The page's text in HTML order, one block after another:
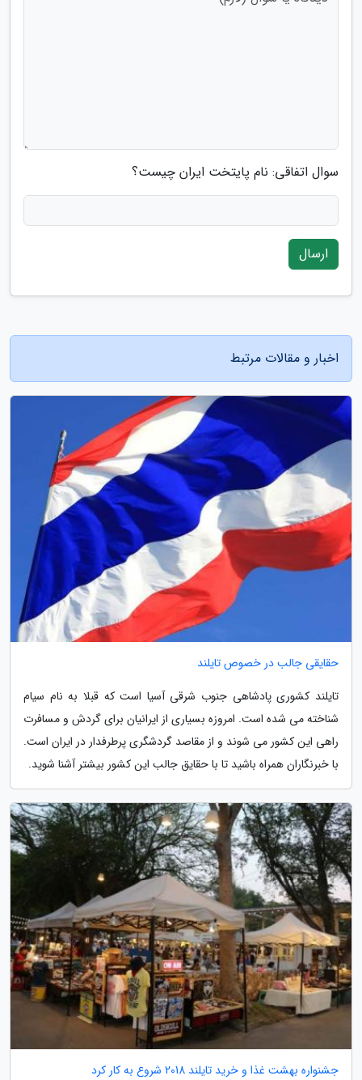
سوال اتفاقی: نام پایتخت ایران چیست؟
ارسال
اخبار و مقالات مرتبط
حقایقی جالب در خصوص تایلند
تایلند کشوری پادشاهی جنوب شرقی آسیا است که قبلا به نام سیام
شناخته می شده است. امروزه بسیاری از ایرانیان برای گردش و مسافرت
راهی این کشور می شوند و از مقاصد گردشگری پرطرفدار در ایران است.
با خبرنگاران همراه باشید تا با حقایق جالب این کشور بیشتر آشنا شوید.
جشنواره بهشت غذا و خرید تایلند 2018 شروع به کار کرد